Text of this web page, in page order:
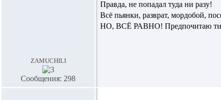
zamuchili
Сообщения: 298
Правда, не попадал туда ни разу!
Всё пьянки, разврат, мордобой,
НО, ВСЁ РАВНО! Предпочитаю